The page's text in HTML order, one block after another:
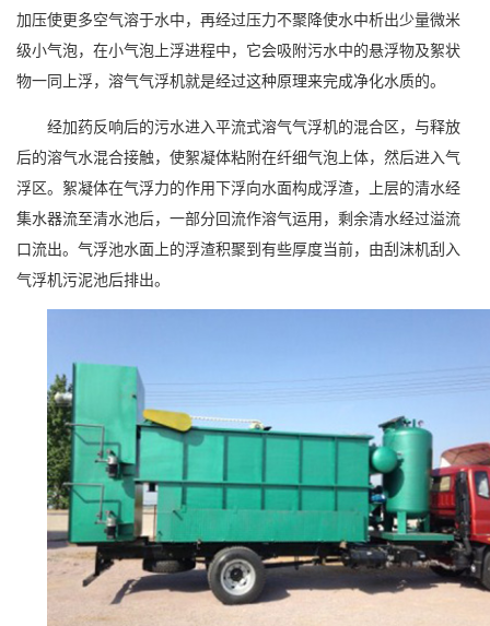
加压使更多空气溶于水中，再经过压力不聚降使水中析出少量微米
级小气泡，在小气泡上浮进程中，它会吸附污水中的悬浮物及絮状
物一同上浮，溶气气浮机就是经过这种原理来完成净化水质的。
经加药反响后的污水进入平流式溶气气浮机的混合区，与释放
后的溶气水混合接触，使絮凝体粘附在纤细气泡上体，然后进入气
浮区。絮凝体在气浮力的作用下浮向水面构成浮渣，上层的清水经
集水器流至清水池后，一部分回流作溶气运用，剩余清水经过溢流
口流出。气浮池水面上的浮渣积聚到有些厚度当前，由刮沫机刮入
气浮机污泥池后排出。